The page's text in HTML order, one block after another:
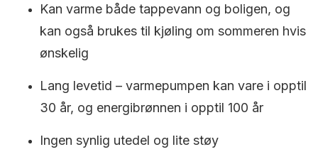
Kan varme både tappevann og boligen, og
kan også brukes til kjøling om sommeren hvis
ønskelig
Lang levetid – varmepumpen kan vare i opptil
30 år, og energibrønnen i opptil 100 år
Ingen synlig utedel og lite støy